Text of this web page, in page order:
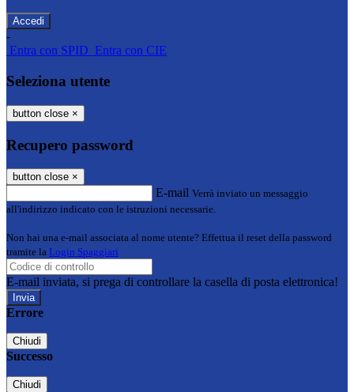
-
Entra con SPID Entra con CIE
Seleziona utente
button close ×
Recupero password
button close ×
E-mail Verrà inviato un messaggio
all'indirizzo indicato con le istruzioni necessarie.
Non hai una e-mail associata al nome utente? Effettua il reset della password
tramite la Login Spaggiari
E-mail inviata, si prega di controllare la casella di posta elettronica!
Errore
Chiudi
Successo
Chiudi